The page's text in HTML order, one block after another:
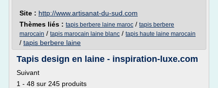
Site : http://www.artisanat-du-sud.com
Thèmes liés : tapis berbere laine maroc / tapis berbere
marocain / tapis marocain laine blanc / tapis haute laine marocain
/ tapis berbere laine
Tapis design en laine - inspiration-luxe.com
Suivant
1 - 48 sur 245 produits